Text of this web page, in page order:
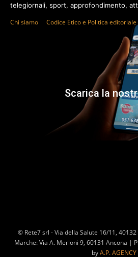
telegiornali, sport, approfondimento,
Chi siamo Codice Etico e Politica editoriale
Scarica la
© Rete7 srl - Via della Salute 16/11,
Marche: Via A. Merloni 9, 60131 Ancona |
byA.P. AGENCY